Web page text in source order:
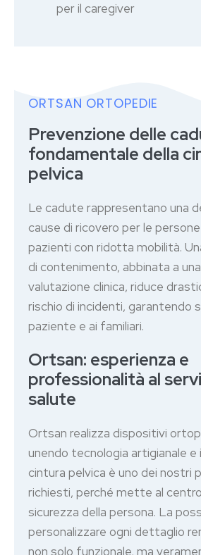
per il caregiver
ORTSAN ORTOPEDIE
Prevenzione delle
fondamentale della
pelvica
Le cadute rappresentano una
cause di ricovero per le
pazienti con ridotta mobilità.
di contenimento, abbinata a
valutazione clinica, riduce
rischio di incidenti, garantendo
paziente e ai familiari.
Ortsan: esperienza e
professionalità al
salute
Ortsan realizza dispositivi
unendo tecnologia artigianale e
cintura pelvica è uno dei nostri
richiesti, perché mette al
sicurezza della persona. La
personalizzare ogni dettaglio
non solo funzionale, ma